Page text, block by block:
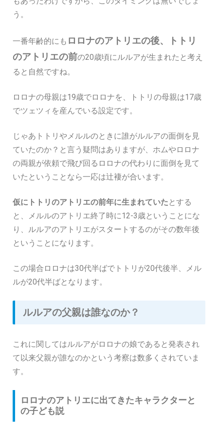
う。
一番年齢的にも ロロナのアトリエの後、トトリ
のアトリエの前の20歳頃にルルアが生まれたと考え
ると自然ですね。
ロロナの母親は19歳でロロナを、トトリの母親は17歳
でツェツィを産んでいる設定です。
じゃあトトリやメルルのときに誰がルルアの面倒を見
ていたのか？と言う疑問はありますが、ホムやロロナ
の両親が依頼で飛び回るロロナの代わりに面倒を見て
いたということなら一応は辻褄が合います。
仮にトトリのアトリエの前年に生まれていた とする
と、メルルのアトリエ終了時に12-3歳ということにな
り、ルルアのアトリエがスタートするのがその数年後
ということになります。
この場合ロロナは30代半ばでトトリが20代後半、メル
ルが20代半ばとなります。
ルルアの父親は誰なのか？
これに関してはルルアがロロナの娘であると発表され
て以来父親が誰なのかという考察は数多くされていま
す。
ロロナのアトリエに出てきたキャラクターと
の子ども説